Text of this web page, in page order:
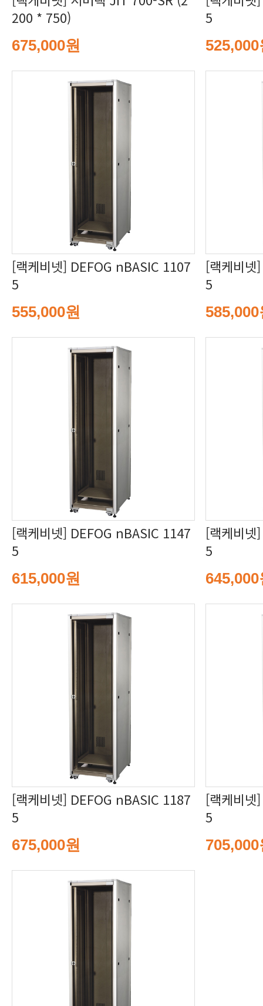
200 * 750)
675,000원
5
525,000
5
555,000원
5
585,000
5
615,000원
5
645,000
5
675,000원
5
705,000